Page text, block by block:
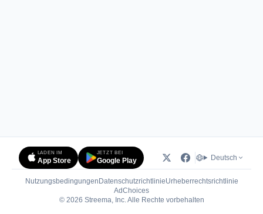
LADEN IM
App Store
JETZT BEI
Google Play Deutsch
Nutzungsbedingungen DatenschutzrichtlinieUrheberrechtsrichtlinie
AdChoices(öffnet in neuem Tab)
© 2026 Streema, Inc. Alle Rechte vorbehalten